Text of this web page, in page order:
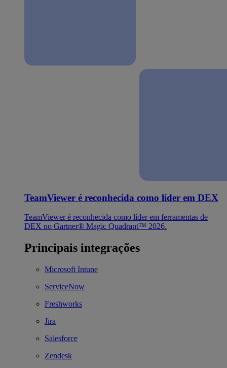
TeamViewer é reconhecida como líder em DEX
TeamViewer é reconhecida como líder em ferramentas de
DEX no Gartner® Magic Quadrant™ 2026.
Principais integrações
Microsoft Intune
ServiceNow
Freshworks
Jira
Salesforce
Zendesk